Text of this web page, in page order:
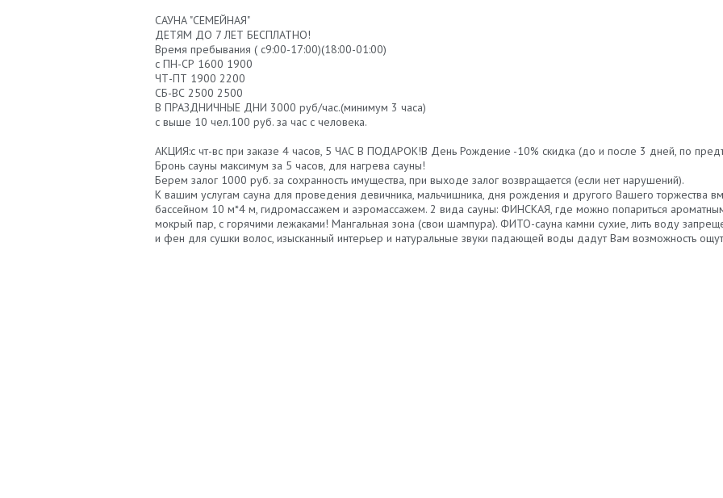
САУНА "СЕМЕЙНАЯ"
ДЕТЯМ ДО 7 ЛЕТ БЕСПЛАТНО!
Время пребывания ( с9:00-17:00)(18:00-01:00)
с ПН-СР 1600 1900
ЧТ-ПТ 1900 2200
СБ-ВС 2500 2500
В ПРАЗДНИЧНЫЕ ДНИ 3000 руб/час.(минимум 3 часа)
с выше 10 чел.100 руб. за час с человека.
АКЦИЯ:с чт-вс при заказе 4 часов, 5 ЧАС В ПОДАРОК!В День Рождение -10% скидка (до и после 3 дней, по
Бронь сауны максимум за 5 часов, для нагрева сауны!
Берем залог 1000 руб. за сохранность имущества, при выходе залог возвращается (если нет нарушений).
К вашим услугам сауна для проведения девичника, мальчишника, дня рождения и другого Вашего торжества
бассейном 10 м*4 м, гидромассажем и аэромассажем. 2 вида сауны: ФИНСКАЯ, где можно попариться
мокрый пар, с горячими лежаками! Мангальная зона (свои шампура). ФИТО-сауна камни сухие, лить воду
и фен для сушки волос, изысканный интерьер и натуральные звуки падающей воды дадут Вам возможность